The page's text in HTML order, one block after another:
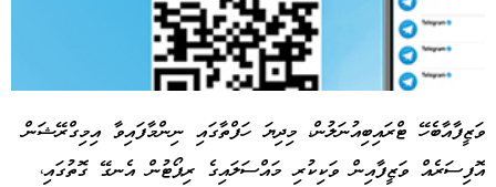
Advertisement
ވަޒީފާއާބެހޭ ޓްރައިބިއުނަލުން، މިދިޔަ ހަފްތާގައި ނިންމާފައިވާ އިމިގްރޭޝަން
އޮފިސަރެއް ވަޒީފާއިން ވަކިކުރި މައްސަލައިގެ ރިޕޯޓުން އެނގޭ ގޮތުގައި،